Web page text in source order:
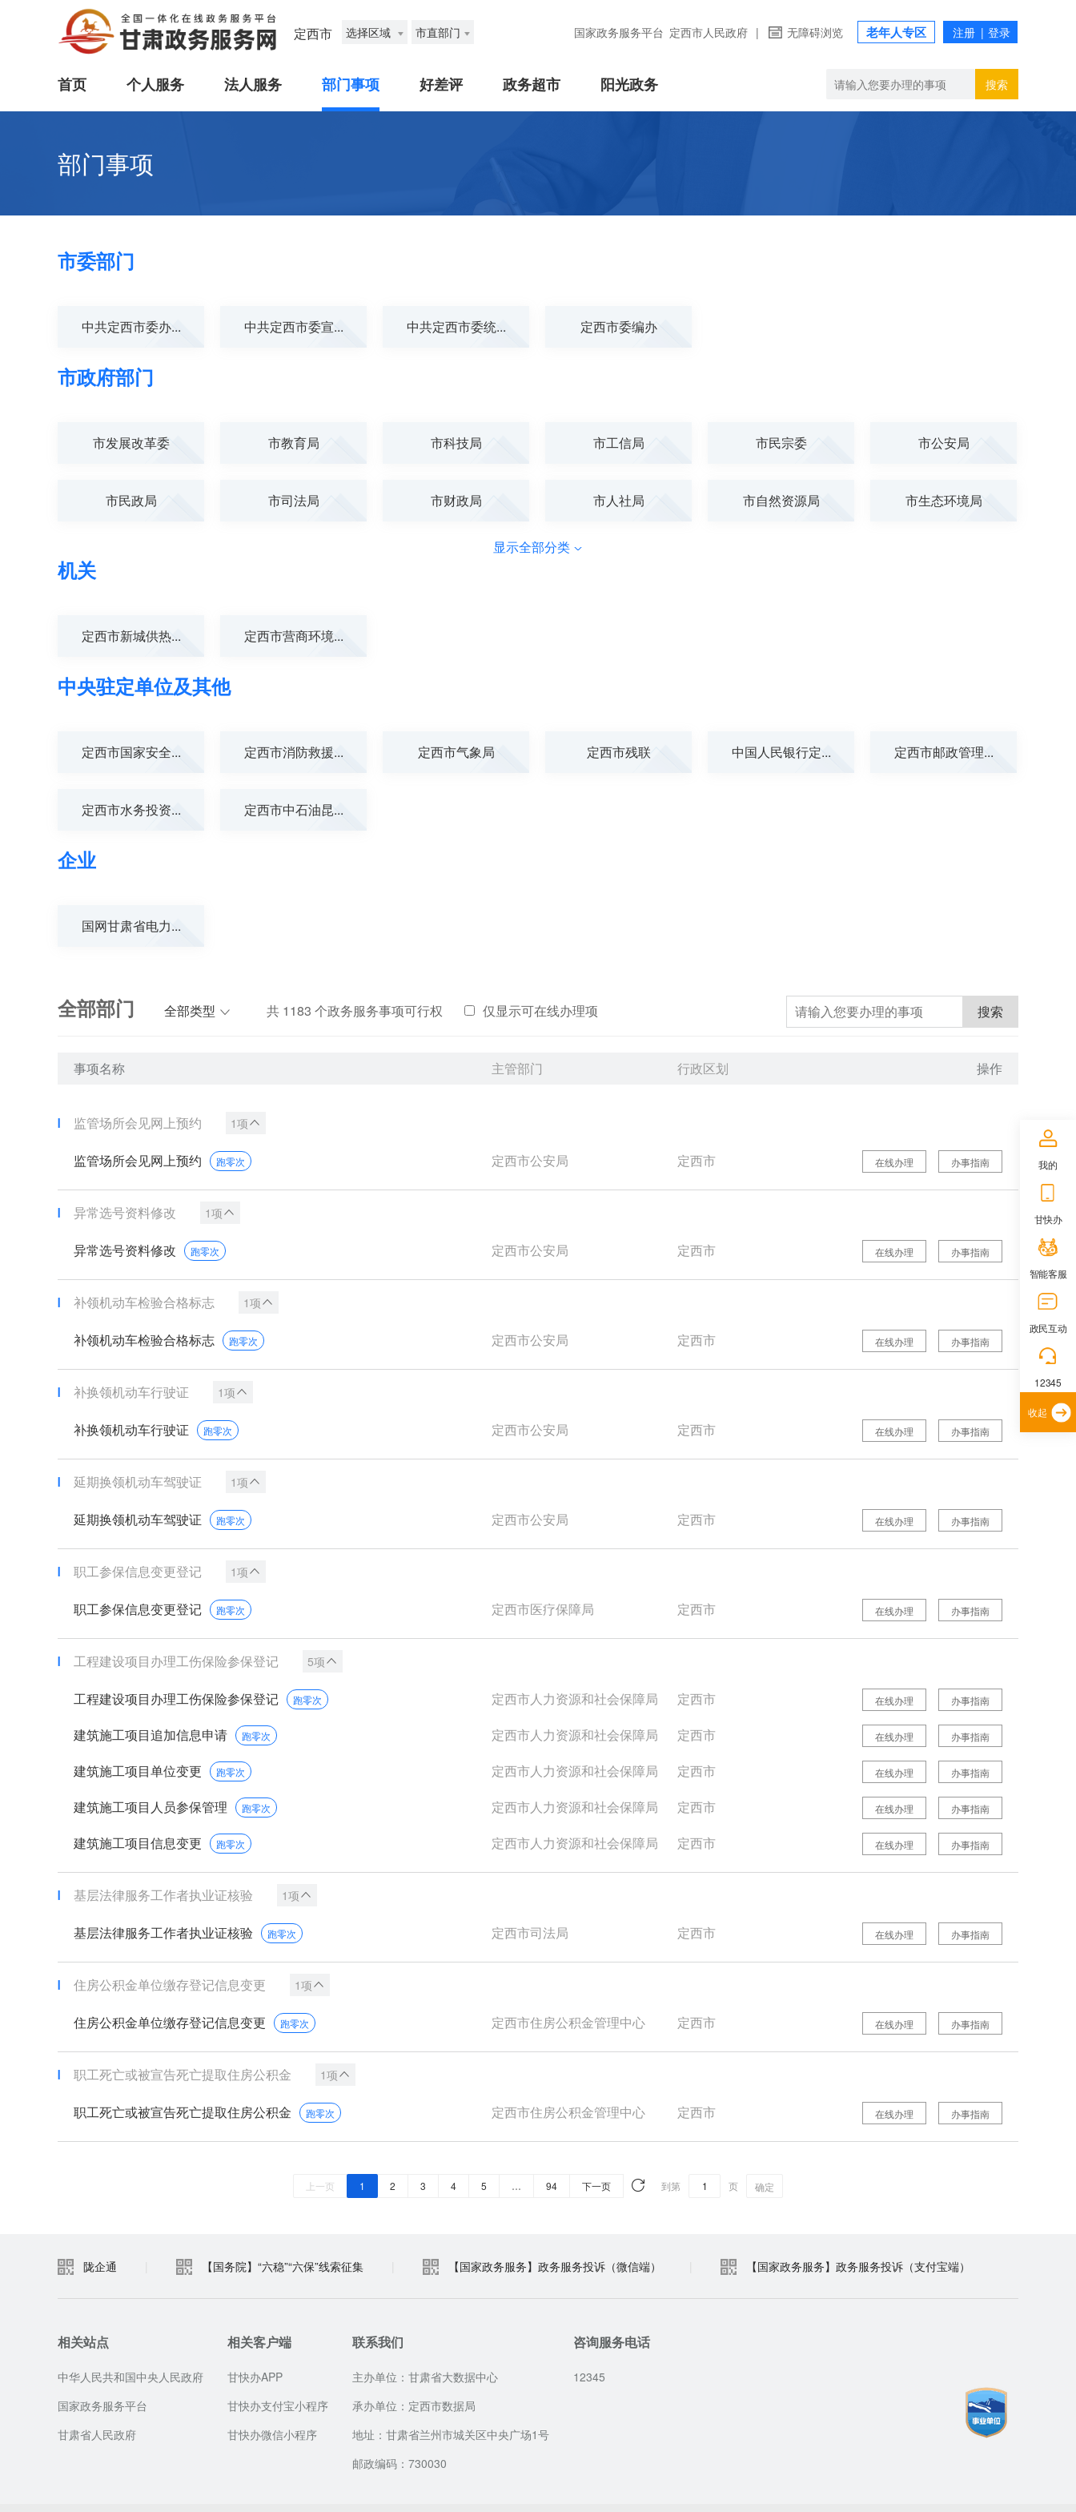
定西市 选择区域 市直部门 国家政务服务平台 定西市人民政府 | 无障碍浏览 老年人专区
首页 个人服务 法人服务 部门事项 好差评 政务超市 阳光政务 搜索
部门事项
市委部门
中共定西市委办... 中共定西市委宣... 中共定西市委统... 定西市委编办
市政府部门
市发展改革委 市教育局 市科技局 市工信局 市民宗委 市公安局
市民政局 市司法局 市财政局 市人社局 市自然资源局 市生态环境局
显示全部分类
机关
定西市新城供热... 定西市营商环境...
中央驻定单位及其他
定西市国家安全... 定西市消防救援... 定西市气象局 定西市残联 中国人民银行定... 定西市邮政管理...
定西市水务投资... 定西市中石油昆...
企业
国网甘肃省电力...
全部部门 全部类型 共 1183 个政务服务事项可行权 仅显示可在线办理项 搜索
事项名称 主管部门 行政区划 操作
监管场所会见网上预约 1项
监管场所会见网上预约 跑零次 定西市公安局 定西市 办事指南
在线办理
异常选号资料修改 1项
异常选号资料修改 跑零次 定西市公安局 定西市 办事指南
在线办理
补领机动车检验合格标志 1项
补领机动车检验合格标志 跑零次 定西市公安局 定西市 办事指南
在线办理
补换领机动车行驶证 1项
补换领机动车行驶证 跑零次 定西市公安局 定西市 办事指南
在线办理
延期换领机动车驾驶证 1项
延期换领机动车驾驶证 跑零次 定西市公安局 定西市 办事指南
在线办理
职工参保信息变更登记 1项
职工参保信息变更登记 跑零次 定西市医疗保障局 定西市 办事指南
在线办理
工程建设项目办理工伤保险参保登记 5项
工程建设项目办理工伤保险参保登记 跑零次 定西市人力资源和社会保障局 定西市 办事指南
在线办理
建筑施工项目追加信息申请 跑零次 定西市人力资源和社会保障局 定西市 办事指南
在线办理
建筑施工项目单位变更 跑零次 定西市人力资源和社会保障局 定西市 办事指南
在线办理
建筑施工项目人员参保管理 跑零次 定西市人力资源和社会保障局 定西市 办事指南
在线办理
建筑施工项目信息变更 跑零次 定西市人力资源和社会保障局 定西市 办事指南
在线办理
基层法律服务工作者执业证核验 1项
基层法律服务工作者执业证核验 跑零次 定西市司法局 定西市 办事指南
在线办理
住房公积金单位缴存登记信息变更 1项
住房公积金单位缴存登记信息变更 跑零次 定西市住房公积金管理中心 定西市 办事指南
在线办理
职工死亡或被宣告死亡提取住房公积金 1项
职工死亡或被宣告死亡提取住房公积金 跑零次 定西市住房公积金管理中心 定西市 办事指南
在线办理
上一页 1 2 3 4 5 … 94 下一页 到第 页 确定
陇企通 【国务院】“六稳”“六保”线索征集 【国家政务服务】政务服务投诉（微信端） 【国家政务服务】政务服务投诉（支付宝端）
相关站点
中华人民共和国中央人民政府
国家政务服务平台
甘肃省人民政府
相关客户端
甘快办APP
甘快办支付宝小程序
甘快办微信小程序
联系我们
主办单位：甘肃省大数据中心
承办单位：定西市数据局
地址：甘肃省兰州市城关区中央广场1号
邮政编码：730030
咨询服务电话
12345
我的
甘快办
智能客服
政民互动
12345
收起